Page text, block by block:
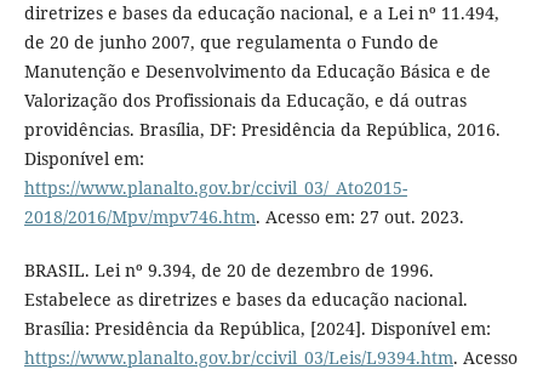
diretrizes e bases da educação nacional, e a Lei nº 11.494,
de 20 de junho 2007, que regulamenta o Fundo de
Manutenção e Desenvolvimento da Educação Básica e de
Valorização dos Profissionais da Educação, e dá outras
providências. Brasília, DF: Presidência da República, 2016.
Disponível em:
https://www.planalto.gov.br/ccivil_03/_Ato2015-
2018/2016/Mpv/mpv746.htm. Acesso em: 27 out. 2023.
BRASIL. Lei nº 9.394, de 20 de dezembro de 1996.
Estabelece as diretrizes e bases da educação nacional.
Brasília: Presidência da República, [2024]. Disponível em:
https://www.planalto.gov.br/ccivil_03/Leis/L9394.htm. Acesso